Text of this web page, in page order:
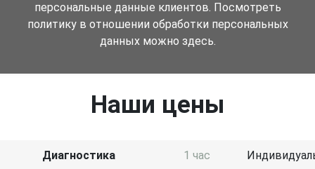
персональные данные клиентов. Посмотреть
политику в отношении обработки персональных
данных можно здесь.
Наши цены
Диагностика 1 час